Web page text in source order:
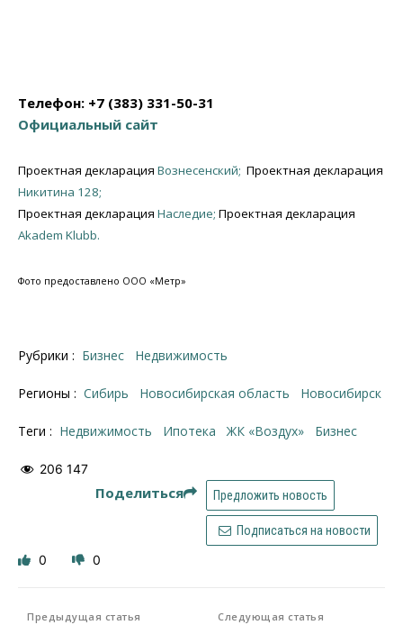
Телефон: +7 (383) 331-50-31
Официальный сайт
Проектная декларация Вознесенский; Проектная декларация
Никитина 128;
Проектная декларация Наследие; Проектная декларация
Akadem Klubb.
Фото предоставлено ООО «Метр»
Рубрики : Бизнес Недвижимость
Регионы : Сибирь Новосибирская область Новосибирск
Теги : недвижимость ипотека ЖК «Воздух» бизнес
206 147
Поделиться Предложить новость
Подписаться на новости
0 0
Предыдущая статья Следующая статья